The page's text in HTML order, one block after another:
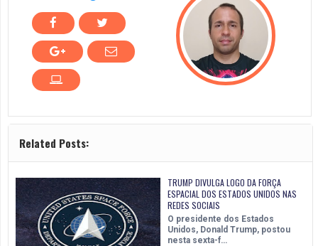
Related Posts:
TRUMP DIVULGA LOGO DA FORÇA
ESPACIAL DOS ESTADOS UNIDOS NAS
REDES SOCIAIS
O presidente dos Estados
Unidos, Donald Trump, postou
nesta sexta-f…